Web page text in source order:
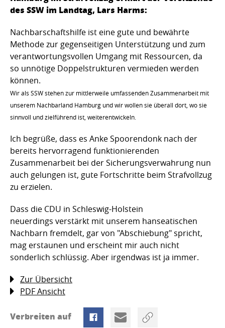
des SSW im Landtag, Lars Harms:
Nachbarschaftshilfe ist eine gute und bewährte
Methode zur gegenseitigen Unterstützung und zum
verantwortungsvollen Umgang mit Ressourcen, da
so unnötige Doppelstrukturen vermieden werden
können.
Wir als SSW stehen zur mittlerweile umfassenden Zusammenarbeit mit
unserem Nachbarland Hamburg und wir wollen sie überall dort, wo sie
sinnvoll und zielführend ist, weiterentwickeln.
Ich begrüße, dass es Anke Spoorendonk nach der
bereits hervorragend funktionierenden
Zusammenarbeit bei der Sicherungsverwahrung nun
auch gelungen ist, gute Fortschritte beim Strafvollzug
zu erzielen.
Dass die CDU in Schleswig-Holstein
neuerdings verstärkt mit unserem hanseatischen
Nachbarn fremdelt, gar von "Abschiebung" spricht,
mag erstaunen und erscheint mir auch nicht
sonderlich schlüssig. Aber irgendwas ist ja immer.
Zur Übersicht
PDF Ansicht
Verbreiten auf